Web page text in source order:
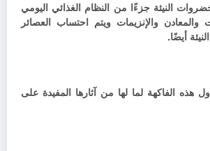
النيئة جزءًا من النظام الغذائي اليومي
والمعادن والإنزيمات ويتم احتساب العصائر
أيضًا.
هذه الفاكهة لما لها من آثارها المفيدة على